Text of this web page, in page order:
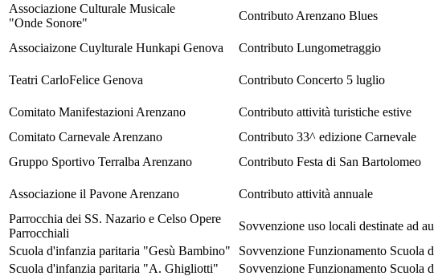
Associazione Culturale Musicale
"Onde Sonore"
Contributo Arenzano Blues
Associaizone Cuylturale Hunkapi Genova
Contributo Lungometraggio
Teatri CarloFelice Genova
Contributo Concerto 5 luglio
Comitato Manifestazioni Arenzano
Contributo attività turistiche estive
Comitato Carnevale Arenzano
Contributo 33^ edizione Carnevale
Gruppo Sportivo Terralba Arenzano
Contributo Festa di San Bartolomeo
Associazione il Pavone Arenzano
Contributo attività annuale
Parrocchia dei SS. Nazario e Celso Opere
Parrocchiali
Sovvenzione uso locali destinate ad
Scuola d'infanzia paritaria "Gesù Bambino"
Sovvenzione Funzionamento Scuola
Scuola d'infanzia paritaria "A. Ghigliotti"
Sovvenzione Funzionamento Scuola